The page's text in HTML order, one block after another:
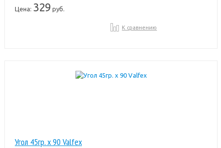
Цена: 329 руб.
К сравнению
Угол 45гр. х 90 Valfex